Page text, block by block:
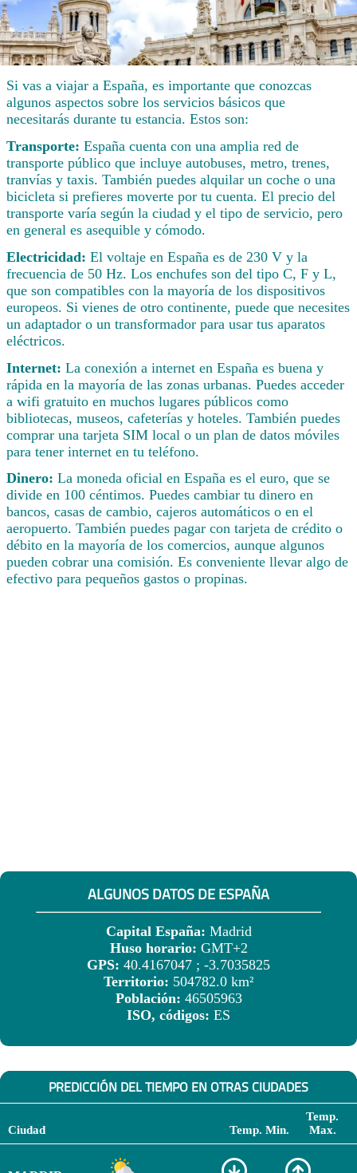
Si vas a viajar a España, es importante que conozcas
algunos aspectos sobre los servicios básicos que
necesitarás durante tu estancia. Estos son:
Transporte: España cuenta con una amplia red de
transporte público que incluye autobuses, metro, trenes,
tranvías y taxis. También puedes alquilar un coche o una
bicicleta si prefieres moverte por tu cuenta. El precio del
transporte varía según la ciudad y el tipo de servicio, pero
en general es asequible y cómodo.
Electricidad: El voltaje en España es de 230 V y la
frecuencia de 50 Hz. Los enchufes son del tipo C, F y L,
que son compatibles con la mayoría de los dispositivos
europeos. Si vienes de otro continente, puede que necesites
un adaptador o un transformador para usar tus aparatos
eléctricos.
Internet: La conexión a internet en España es buena y
rápida en la mayoría de las zonas urbanas. Puedes acceder
a wifi gratuito en muchos lugares públicos como
bibliotecas, museos, cafeterías y hoteles. También puedes
comprar una tarjeta SIM local o un plan de datos móviles
para tener internet en tu teléfono.
Dinero: La moneda oficial en España es el euro, que se
divide en 100 céntimos. Puedes cambiar tu dinero en
bancos, casas de cambio, cajeros automáticos o en el
aeropuerto. También puedes pagar con tarjeta de crédito o
débito en la mayoría de los comercios, aunque algunos
pueden cobrar una comisión. Es conveniente llevar algo de
efectivo para pequeños gastos o propinas.
ALGUNOS DATOS DE ESPAÑA
Capital España: Madrid
Huso horario: GMT+2
GPS: 40.4167047 ; -3.7035825
Territorio: 504782.0 km²
Población: 46505963
ISO, códigos: ES
PREDICCIÓN DEL TIEMPO EN OTRAS CIUDADES
Ciudad Temp. Min.
Temp.
Max.